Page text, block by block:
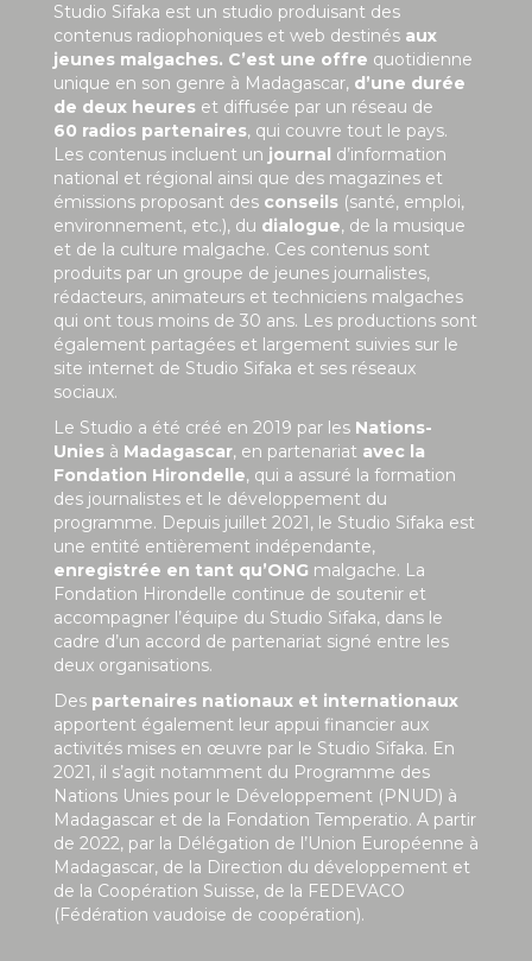
Studio Sifaka est un studio produisant des
contenus radiophoniques et web destinés aux
jeunes malgaches. C’est une offre quotidienne
unique en son genre à Madagascar, d’une durée
de deux heures et diffusée par un réseau de
60 radios partenaires, qui couvre tout le pays.
Les contenus incluent un journal d’information
national et régional ainsi que des magazines et
émissions proposant des conseils (santé, emploi,
environnement, etc.), du dialogue, de la musique
et de la culture malgache. Ces contenus sont
produits par un groupe de jeunes journalistes,
rédacteurs, animateurs et techniciens malgaches
qui ont tous moins de 30 ans. Les productions sont
également partagées et largement suivies sur le
site internet de Studio Sifaka et ses réseaux
sociaux.
Le Studio a été créé en 2019 par les Nations-
Unies à Madagascar, en partenariat avec la
Fondation Hirondelle, qui a assuré la formation
des journalistes et le développement du
programme. Depuis juillet 2021, le Studio Sifaka est
une entité entièrement indépendante,
enregistrée en tant qu’ONG malgache. La
Fondation Hirondelle continue de soutenir et
accompagner l’équipe du Studio Sifaka, dans le
cadre d’un accord de partenariat signé entre les
deux organisations.
Des partenaires nationaux et internationaux
apportent également leur appui financier aux
activités mises en œuvre par le Studio Sifaka. En
2021, il s’agit notamment du Programme des
Nations Unies pour le Développement (PNUD) à
Madagascar et de la Fondation Temperatio. A partir
de 2022, par la Délégation de l’Union Européenne à
Madagascar, de la Direction du développement et
de la Coopération Suisse, de la FEDEVACO
(Fédération vaudoise de coopération).